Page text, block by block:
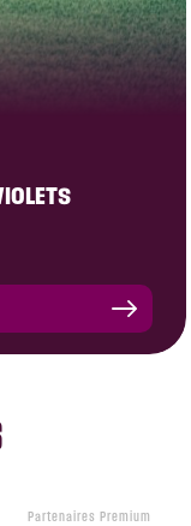
Partenaires Premium